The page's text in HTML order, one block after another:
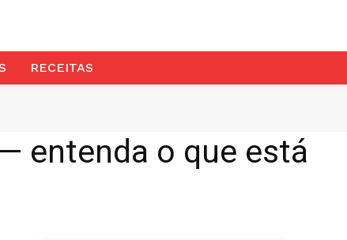
RECEITAS
entenda o que está